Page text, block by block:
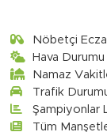
Nöbetçi
Hava Durumu
Namaz
Trafik
Şampiyonlar
Tüm